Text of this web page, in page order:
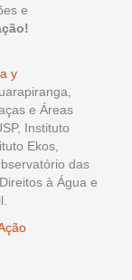
e
y
e Áreas
Instituto
Ekos,
das
à Água e